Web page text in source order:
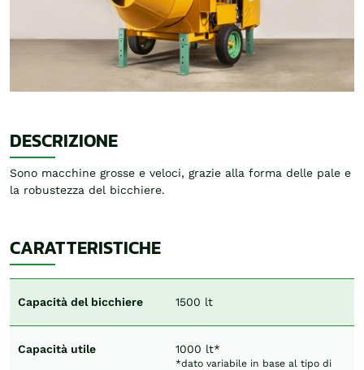
DESCRIZIONE
Sono macchine grosse e veloci, grazie alla forma delle pale e
la robustezza del bicchiere.
CARATTERISTICHE
Capacità del bicchiere 1500 lt
Capacità utile 1000 lt*
*dato variabile in base al tipo di